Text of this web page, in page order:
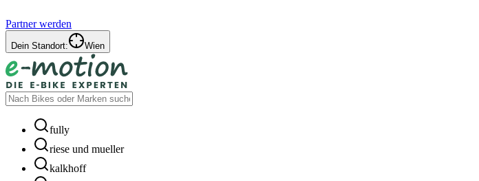
Partner werden
Dein Standort: Wien
fully
riese und mueller
kalkhoff